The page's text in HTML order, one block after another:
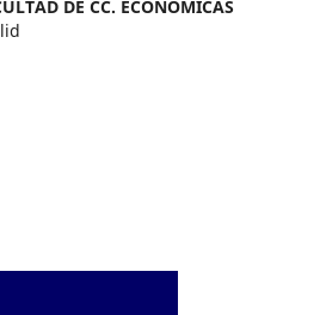
DE CC. ECONOMICAS